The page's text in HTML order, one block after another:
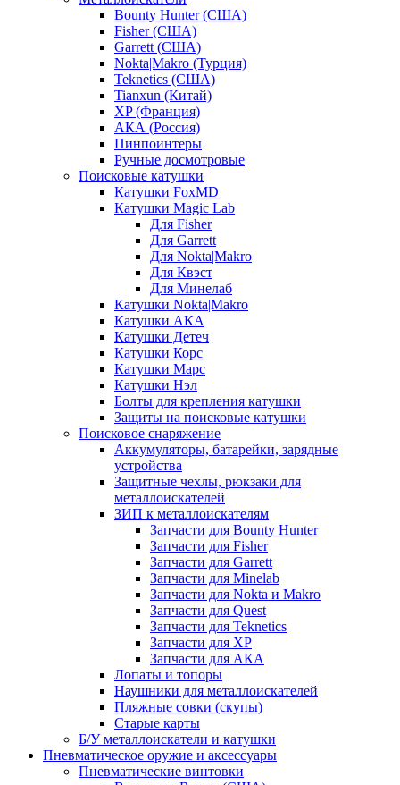
Bounty Hunter (США)
Fisher (США)
Garrett (США)
Nokta|Makro (Турция)
Teknetics (США)
Tianxun (Китай)
XP (Франция)
АКА (Россия)
Пинпоинтеры
Ручные досмотровые
Поисковые катушки
Катушки FoxMD
Катушки Magic Lab
Для Fisher
Для Garrett
Для Nokta|Makro
Для Квэст
Для Минелаб
Катушки Nokta|Makro
Катушки АКА
Катушки Детеч
Катушки Корс
Катушки Марс
Катушки Нэл
Болты для крепления катушки
Защиты на поисковые катушки
Поисковое снаряжение
Аккумуляторы, батарейки, зарядные
устройства
Защитные чехлы, рюкзаки для
металлоискателей
ЗИП к металлоискателям
Запчасти для Bounty Hunter
Запчасти для Fisher
Запчасти для Garrett
Запчасти для Minelab
Запчасти для Nokta и Makro
Запчасти для Quest
Запчасти для Teknetics
Запчасти для XP
Запчасти для АКА
Лопаты и топоры
Наушники для металлоискателей
Пляжные совки (скупы)
Старые карты
Б/У металлоискатели и катушки
Пневматическое оружие и аксессуары
Пневматические винтовки